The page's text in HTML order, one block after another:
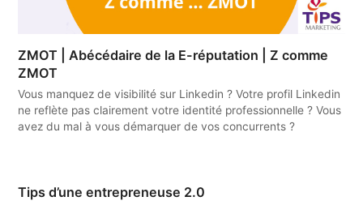
ZMOT | Abécédaire de la E-réputation | Z comme
ZMOT
Vous manquez de visibilité sur Linkedin ? Votre profil Linkedin
ne reflète pas clairement votre identité professionnelle ? Vous
avez du mal à vous démarquer de vos concurrents ?
Tips d’une entrepreneuse 2.0